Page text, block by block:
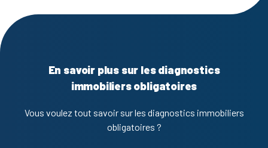
En savoir plus sur les diagnostics
immobiliers obligatoires
Vous voulez tout savoir sur les diagnostics immobiliers
obligatoires ?